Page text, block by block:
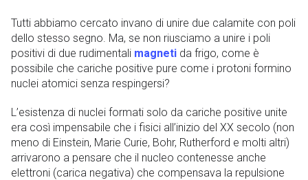
Tutti abbiamo cercato invano di unire due calamite con poli
dello stesso segno. Ma, se non riusciamo a unire i poli
positivi di due rudimentali magneti da frigo, come è
possibile che cariche positive pure come i protoni formino
nuclei atomici senza respingersi?
L’esistenza di nuclei formati solo da cariche positive unite
era così impensabile che i fisici all’inizio del XX secolo (non
meno di Einstein, Marie Curie, Bohr, Rutherford e molti altri)
arrivarono a pensare che il nucleo contenesse anche
elettroni (carica negativa) che compensava la repulsione